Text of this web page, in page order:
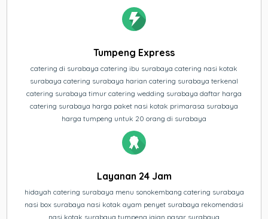
Tumpeng Express
catering di surabaya catering ibu surabaya catering nasi kotak
surabaya catering surabaya harian catering surabaya terkenal
catering surabaya timur catering wedding surabaya daftar harga
catering surabaya harga paket nasi kotak primarasa surabaya
harga tumpeng untuk 20 orang di surabaya
Layanan 24 Jam
hidayah catering surabaya menu sonokembang catering surabaya
nasi box surabaya nasi kotak ayam penyet surabaya rekomendasi
nasi kotak surabaya tumpeng jajan pasar surabaya